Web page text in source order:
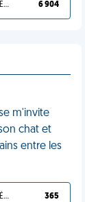
TU L'AS BIEN MÉRITÉ 6 904
m'invite
chat et
entre les
TU L'AS BIEN MÉRITÉ 365